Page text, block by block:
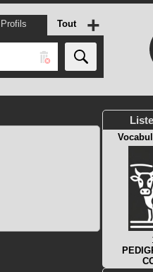
Profils Tout +